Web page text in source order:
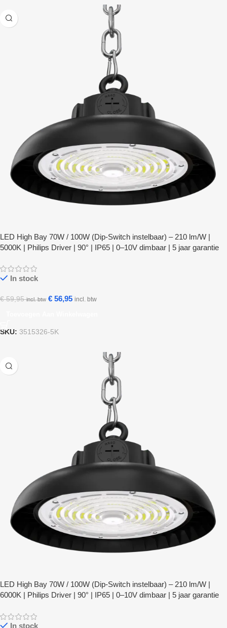
LED High Bay 70W / 100W (Dip-Switch instelbaar) – 210 lm/W |
5000K | Philips Driver | 90° | IP65 | 0–10V dimbaar | 5 jaar garantie
In stock
€59,95 incl. btw € 56,95 incl. btw
SKU: 3515326-5K
LED High Bay 70W / 100W (Dip-Switch instelbaar) – 210 lm/W |
6000K | Philips Driver | 90° | IP65 | 0–10V dimbaar | 5 jaar garantie
In stock